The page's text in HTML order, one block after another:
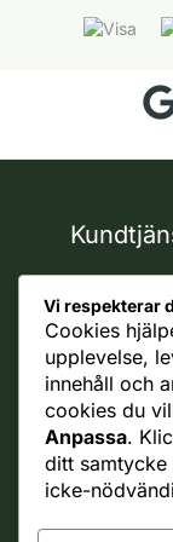
Ångra Köp
Rättsligt
Ångerrätt
Allmänna
Cookie
Vi respekterar
Cookies
upplevelse,
innehåll och
cookies du
Anpassa.
ditt samtycke
icke-